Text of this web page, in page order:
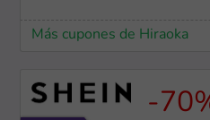
Más cupones de Hiraoka
-